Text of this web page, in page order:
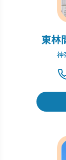
東林
神